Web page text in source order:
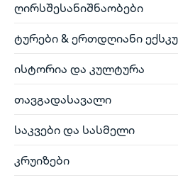
ღირსშესანიშნაობები
ტურები & ერთდღიანი
ისტორია და კულტურა
თავგადასავალი
საკვები და სასმელი
კრუიზები